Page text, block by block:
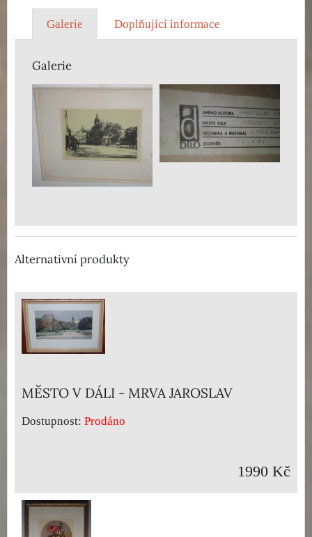
Galerie Doplňující informace
Galerie
Alternativní produkty
MĚSTO V DÁLI - MRVA JAROSLAV
Dostupnost: Prodáno
1990 Kč